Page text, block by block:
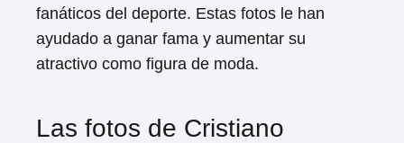
fanáticos del deporte. Estas fotos le han
ayudado a ganar fama y aumentar su
atractivo como figura de moda.
Las fotos de Cristiano